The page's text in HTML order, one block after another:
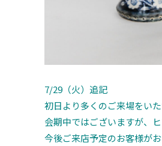
7/29（火）追記
初日より多くのご来場をい
会期中ではございますが、
今後ご来店予定のお客様が